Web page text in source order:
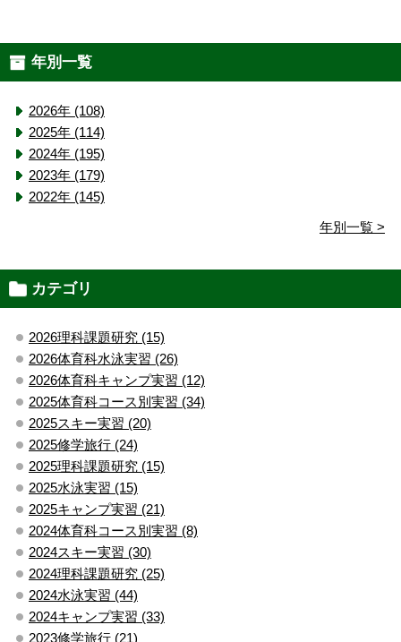
年別一覧
2026年 (108)
2025年 (114)
2024年 (195)
2023年 (179)
2022年 (145)
年別一覧 >
カテゴリ
2026理科課題研究 (15)
2026体育科水泳実習 (26)
2026体育科キャンプ実習 (12)
2025体育科コース別実習 (34)
2025スキー実習 (20)
2025修学旅行 (24)
2025理科課題研究 (15)
2025水泳実習 (15)
2025キャンプ実習 (21)
2024体育科コース別実習 (8)
2024スキー実習 (30)
2024理科課題研究 (25)
2024水泳実習 (44)
2024キャンプ実習 (33)
2023修学旅行 (21)